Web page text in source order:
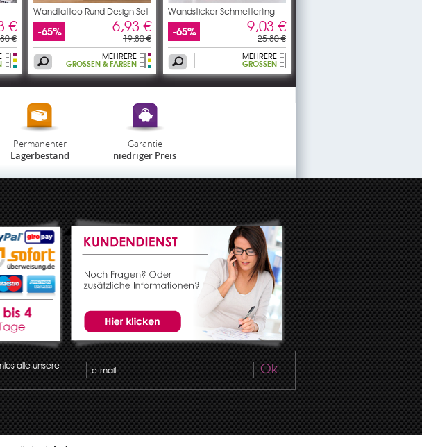
€
€
Wandtattoo Rund Design Set
-65% 6,93 €
19,80 €
MEHRERE
GRÖSSEN & FARBEN
Wandsticker Schmetterling
Set
-65% 9,03 €
25,80 €
MEHRERE
GRÖSSEN
Permanenter
Lagerbestand
Garantie
niedriger Preis
alle unsere Ok